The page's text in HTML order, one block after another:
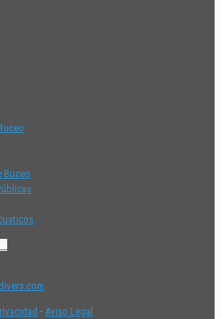
Buceo
· Aviso Legal